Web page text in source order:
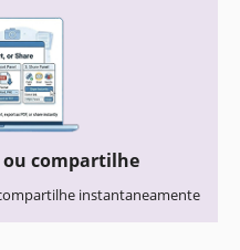
compartilhe
instantaneamente